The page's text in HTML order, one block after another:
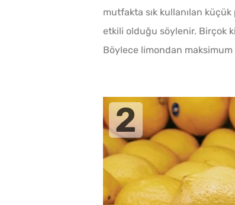
mutfakta sık kullanılan
etkili olduğu söylenir. Birçok
Böylece limondan maksimum